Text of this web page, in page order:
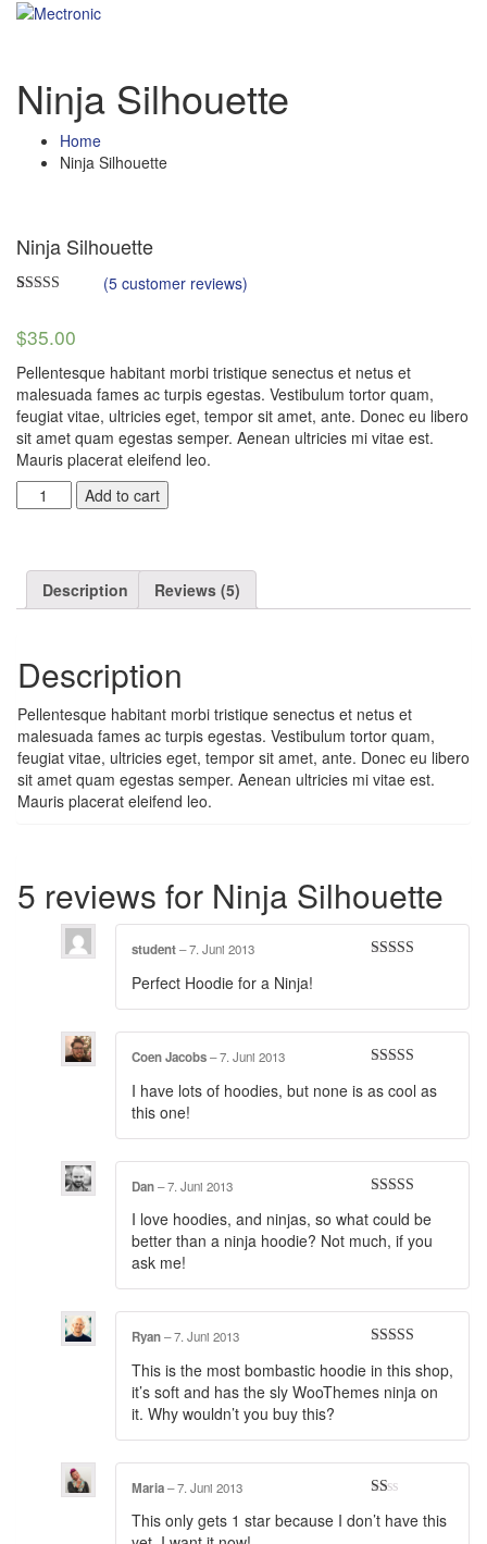
Ninja Silhouette
Home
Ninja Silhouette
Ninja Silhouette
of 5 based
on
customer
ratings
(5customer reviews)
$35.00
Pellentesque habitant morbi tristique senectus et netus et
malesuada fames ac turpis egestas. Vestibulum tortor quam,
feugiat vitae, ultricies eget, tempor sit amet, ante. Donec eu libero
sit amet quam egestas semper. Aenean ultricies mi vitae est.
Mauris placerat eleifend leo.
Ninja
Silhouette
Add to cart
Description Reviews (5)
Description
Pellentesque habitant morbi tristique senectus et netus et
malesuada fames ac turpis egestas. Vestibulum tortor quam,
feugiat vitae, ultricies eget, tempor sit amet, ante. Donec eu libero
sit amet quam egestas semper. Aenean ultricies mi vitae est.
Mauris placerat eleifend leo.
5 reviews for Ninja Silhouette
student–7. Juni 2013
Perfect Hoodie for a Ninja!
of 5
Coen Jacobs–7. Juni 2013
I have lots of hoodies, but none is as cool as
this one!
out of 5
Dan–7. Juni 2013
I love hoodies, and ninjas, so what could be
better than a ninja hoodie? Not much, if you
ask me!
of 5
Ryan–7. Juni 2013
This is the most bombastic hoodie in this shop,
it’s soft and has the sly WooThemes ninja on
it. Why wouldn’t you buy this?
1
Maria–7. Juni 2013
This only gets 1 star because I don’t have this